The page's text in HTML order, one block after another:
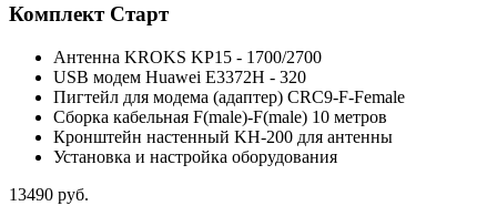
Комплект Старт
Антенна KROKS KP15 - 1700/2700
USB модем Huawei E3372H - 320
Пигтейл для модема (адаптер) CRC9-F-Female
Сборка кабельная F(male)-F(male) 10 метров
Кронштейн настенный KH-200 для антенны
Установка и настройка оборудования
13490 руб.